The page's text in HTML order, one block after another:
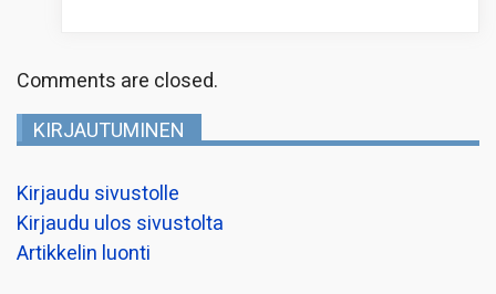
Comments are closed.
KIRJAUTUMINEN
Kirjaudu sivustolle
Kirjaudu ulos sivustolta
Artikkelin luonti